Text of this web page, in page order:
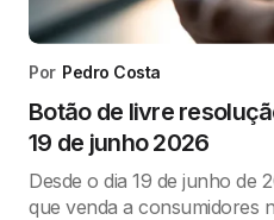
Por Pedro Costa
Botão de livre
19 de junho 2026
Desde o dia 19 de junho de
que venda a consumidores